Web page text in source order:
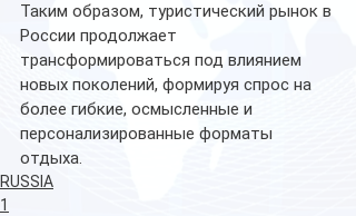
Таким образом, туристический рынок в
России продолжает
трансформироваться под влиянием
новых поколений, формируя спрос на
более гибкие, осмысленные и
персонализированные форматы
отдыха.
RUSSIA
1